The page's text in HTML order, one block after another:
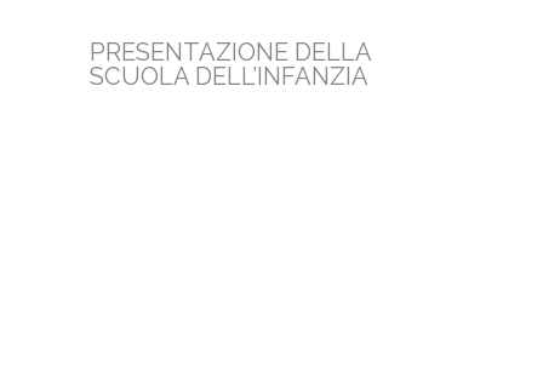
PRESENTAZIONE DELLA
SCUOLA DELL’INFANZIA